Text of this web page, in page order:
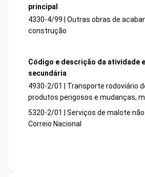
principal
4330-4/99 | Outras obras de
construção
Código e descrição da atividade
secundária
4930-2/01 | Transporte rodoviário
produtos perigosos e mudanças,
5320-2/01 | Serviços de malote
Correio Nacional